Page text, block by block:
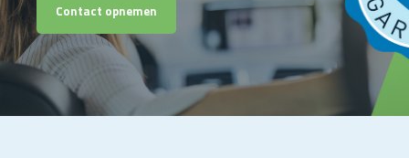
Contact opnemen